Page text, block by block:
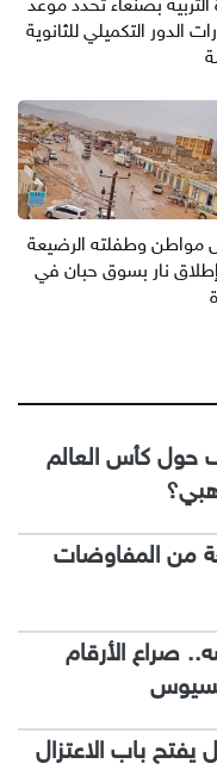
الدور التكميلي للثانوية
مواطن وطفلته الرضيعة
نار بسوق حبان في
حول كأس العالم
من المفاوضات
صراع الأرقام
يفتح باب الاعتزال